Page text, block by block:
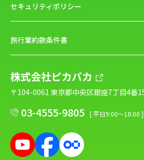
セキュリティポリシー
旅行業約款条件書
株式会社ピカパカ
〒104-0061 東京都中央区銀座7丁目4番
03-4555-9805 [ 平日9:00～18:00 ]